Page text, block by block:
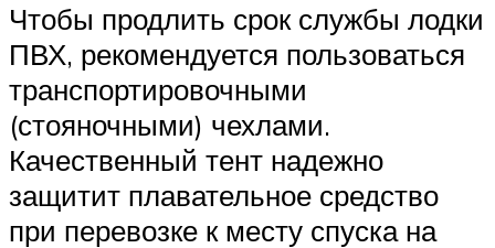
Чтобы продлить срок службы лодки
ПВХ, рекомендуется пользоваться
транспортировочными
(стояночными) чехлами.
Качественный тент надежно
защитит плавательное средство
при перевозке к месту спуска на